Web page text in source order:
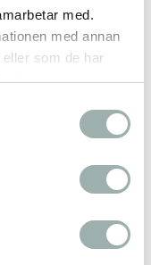
med.
med annan
som de har